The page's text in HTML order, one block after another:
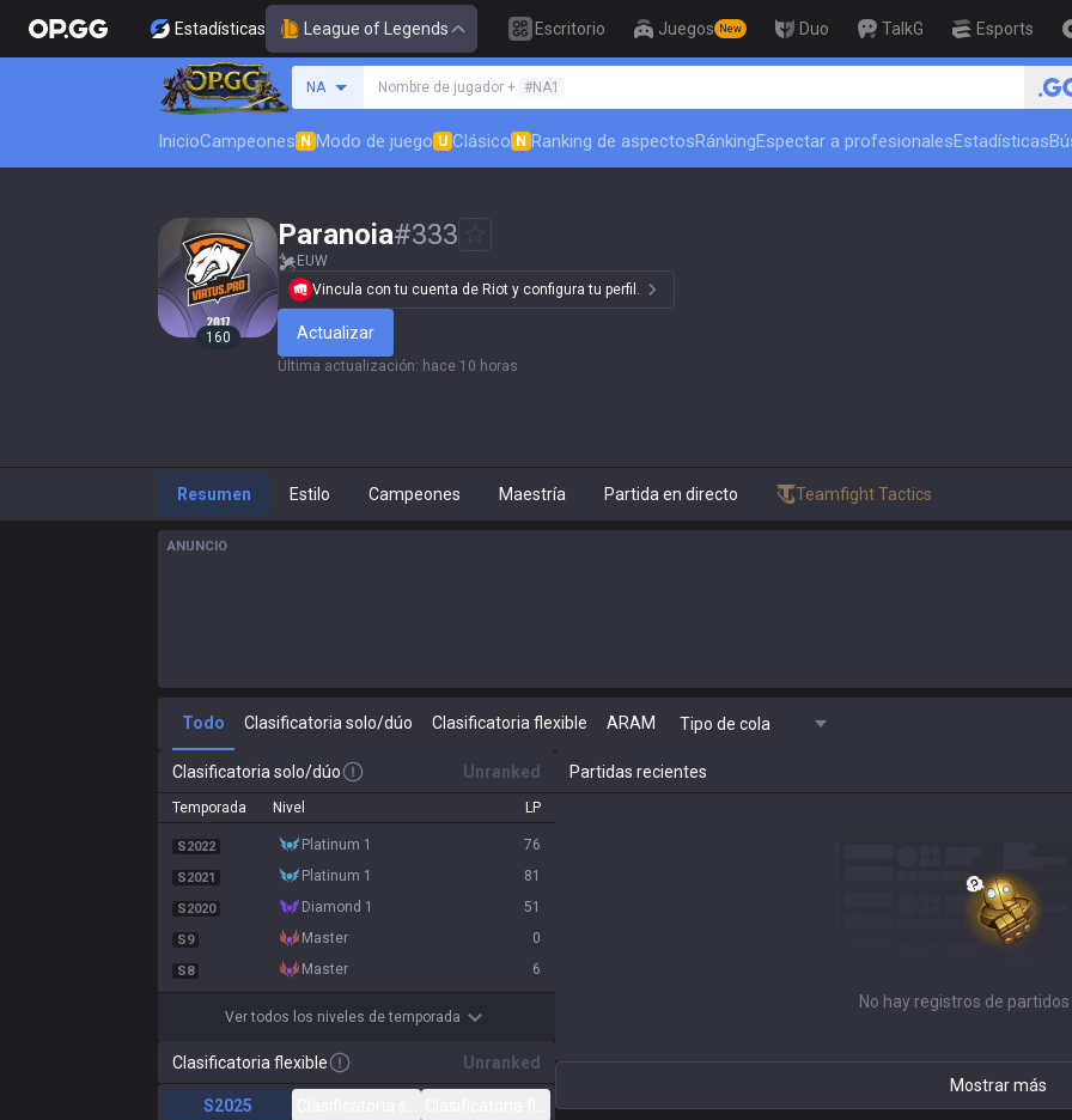
Estadísticas League of Legends Escritorio Juegos New Duo TalkG Esports
NA
Busca un invocador
Nombre de jugador + #NA1 🏆 Rank Up in 3 Days!
InicioCampeones N Modo de juego U Clásico N Ranking de aspectosRánkingEspectar a profesionalesEstadísticas
160
Paranoia#333
EUW
Vincula con tu cuenta de Riot y configura tu perfil.
Actualizar
Última actualización: hace 10 horas
Resumen Estilo Campeones Maestría Partida en directo Teamfight Tactics
ANUNCIO
Todo Clasificatoria solo/dúo Clasificatoria flexible ARAM Tipo de cola
Clasificatoria solo/dúo Unranked
Temporada Nivel LP
S2022 platinum 1 76
S2021 platinum 1 81
S2020 diamond 1 51
S9 master 0
S8 master 6
Ver todos los niveles de temporada
Clasificatoria flexible Unranked
S2025 Clasificatoria flexible
Partidas recientes
No hay registros de partidos
Mostrar más